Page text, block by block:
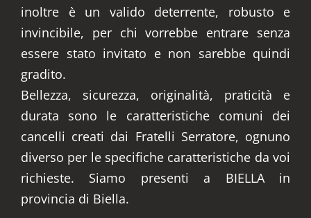
inoltre è un valido deterrente, robusto e
invincibile, per chi vorrebbe entrare senza
essere stato invitato e non sarebbe quindi
gradito.
Bellezza, sicurezza, originalità, praticità e
durata sono le caratteristiche comuni dei
cancelli creati dai Fratelli Serratore, ognuno
diverso per le specifiche caratteristiche da voi
richieste. Siamo presenti a BIELLA in
provincia di Biella.